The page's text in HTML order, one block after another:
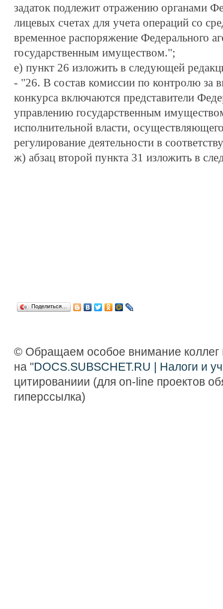
задаток подлежит отражению органами
лицевых счетах для учета операций со
временное распоряжение Федерального
государственным имуществом.";
е) пункт 26 изложить в следующей
- "26. В состав комиссии по контролю за
конкурса включаются представители
управлению государственным
исполнительной власти,
регулирование деятельности в
ж) абзац второй пункта 31 изложить в
Поделиться…
© Обращаем особое внимание коллег
на "DOCS.SUBSCHET.RU | Налоги и
цитированиии (для on-line проектов
гиперссылка)